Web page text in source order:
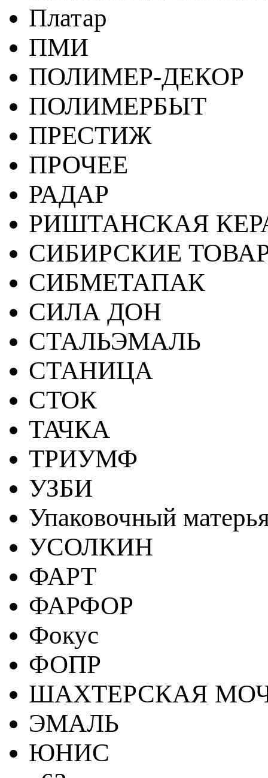
Платар
ПМИ
ПОЛИМЕР-ДЕКОР
ПОЛИМЕРБЫТ
ПРЕСТИЖ
ПРОЧЕЕ
РАДАР
РИШТАНСКАЯ
СИБИРСКИЕ
СИБМЕТАПАК
СИЛА ДОН
СТАЛЬЭМАЛЬ
СТАНИЦА
СТОК
ТАЧКА
ТРИУМФ
УЗБИ
Упаковочный
УСОЛКИН
ФАРТ
ФАРФОР
Фокус
ФОПР
ШАХТЕРСКАЯ
ЭМАЛЬ
ЮНИС